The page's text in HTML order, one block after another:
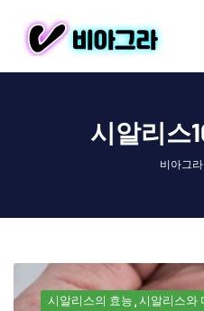
시알리스
비아그라
시알리스의 효능 시알리스와